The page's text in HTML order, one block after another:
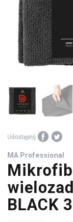
Udostępnij
MA Professional
BLACK